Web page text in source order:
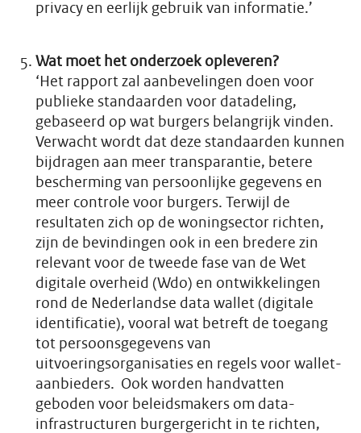
privacy en eerlijk gebruik van informatie.’
Wat moet het onderzoek opleveren?
‘Het rapport zal aanbevelingen doen voor
publieke standaarden voor datadeling,
gebaseerd op wat burgers belangrijk vinden.
Verwacht wordt dat deze standaarden kunnen
bijdragen aan meer transparantie, betere
bescherming van persoonlijke gegevens en
meer controle voor burgers. Terwijl de
resultaten zich op de woningsector richten,
zijn de bevindingen ook in een bredere zin
relevant voor de tweede fase van de Wet
digitale overheid (Wdo) en ontwikkelingen
rond de Nederlandse data wallet (digitale
identificatie), vooral wat betreft de toegang
tot persoonsgegevens van
uitvoeringsorganisaties en regels voor wallet-
aanbieders. Ook worden handvatten
geboden voor beleidsmakers om data-
infrastructuren burgergericht in te richten,